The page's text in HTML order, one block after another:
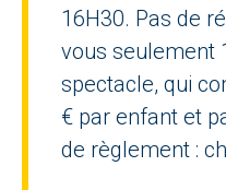
16H30. Pas de
vous seulement
spectacle, qui
€ par enfant et
de règlement :